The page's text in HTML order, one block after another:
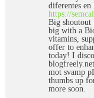
diferentes en
https://
Big shoutout
big with a
vitamins,
offer to
today! I
mot svamp
thumbs up
more soon.